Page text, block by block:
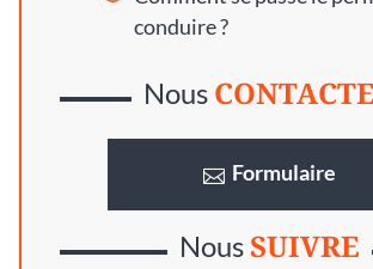
conduire ?
Nous
Formulaire
NousSUIVRE